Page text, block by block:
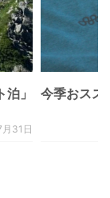
」
31日
今季おスス